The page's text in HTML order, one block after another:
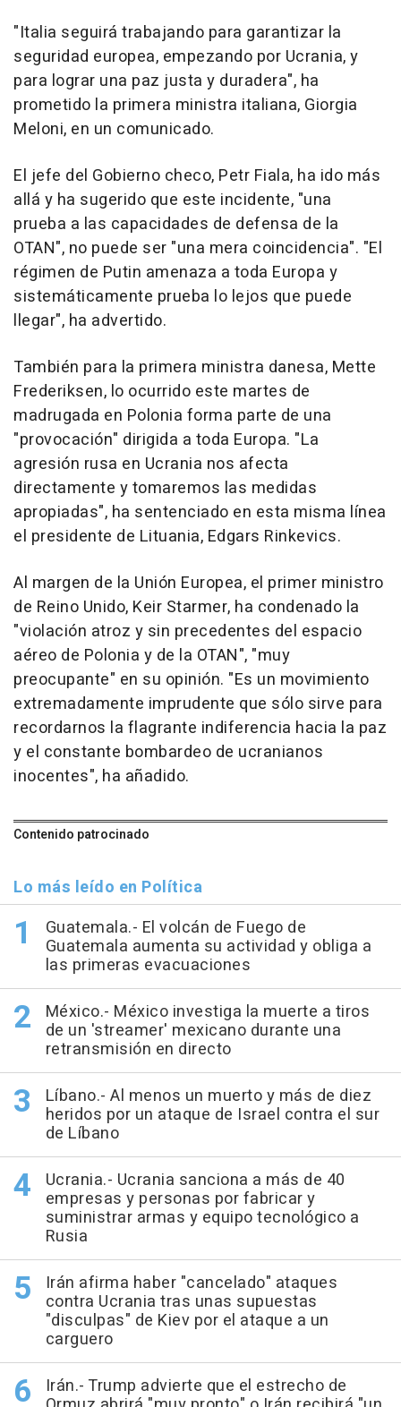
"Italia seguirá trabajando para garantizar la
seguridad europea, empezando por Ucrania, y
para lograr una paz justa y duradera", ha
prometido la primera ministra italiana, Giorgia
Meloni, en un comunicado.
El jefe del Gobierno checo, Petr Fiala, ha ido más
allá y ha sugerido que este incidente, "una
prueba a las capacidades de defensa de la
OTAN", no puede ser "una mera coincidencia". "El
régimen de Putin amenaza a toda Europa y
sistemáticamente prueba lo lejos que puede
llegar", ha advertido.
También para la primera ministra danesa, Mette
Frederiksen, lo ocurrido este martes de
madrugada en Polonia forma parte de una
"provocación" dirigida a toda Europa. "La
agresión rusa en Ucrania nos afecta
directamente y tomaremos las medidas
apropiadas", ha sentenciado en esta misma línea
el presidente de Lituania, Edgars Rinkevics.
Al margen de la Unión Europea, el primer ministro
de Reino Unido, Keir Starmer, ha condenado la
"violación atroz y sin precedentes del espacio
aéreo de Polonia y de la OTAN", "muy
preocupante" en su opinión. "Es un movimiento
extremadamente imprudente que sólo sirve para
recordarnos la flagrante indiferencia hacia la paz
y el constante bombardeo de ucranianos
inocentes", ha añadido.
Contenido patrocinado
Lo más leído en Política
Guatemala.- El volcán de Fuego de
Guatemala aumenta su actividad y obliga a
las primeras evacuaciones
México.- México investiga la muerte a tiros
de un 'streamer' mexicano durante una
retransmisión en directo
Líbano.- Al menos un muerto y más de diez
heridos por un ataque de Israel contra el sur
de Líbano
Ucrania.- Ucrania sanciona a más de 40
empresas y personas por fabricar y
suministrar armas y equipo tecnológico a
Rusia
Irán afirma haber "cancelado" ataques
contra Ucrania tras unas supuestas
"disculpas" de Kiev por el ataque a un
carguero
Irán.- Trump advierte que el estrecho de